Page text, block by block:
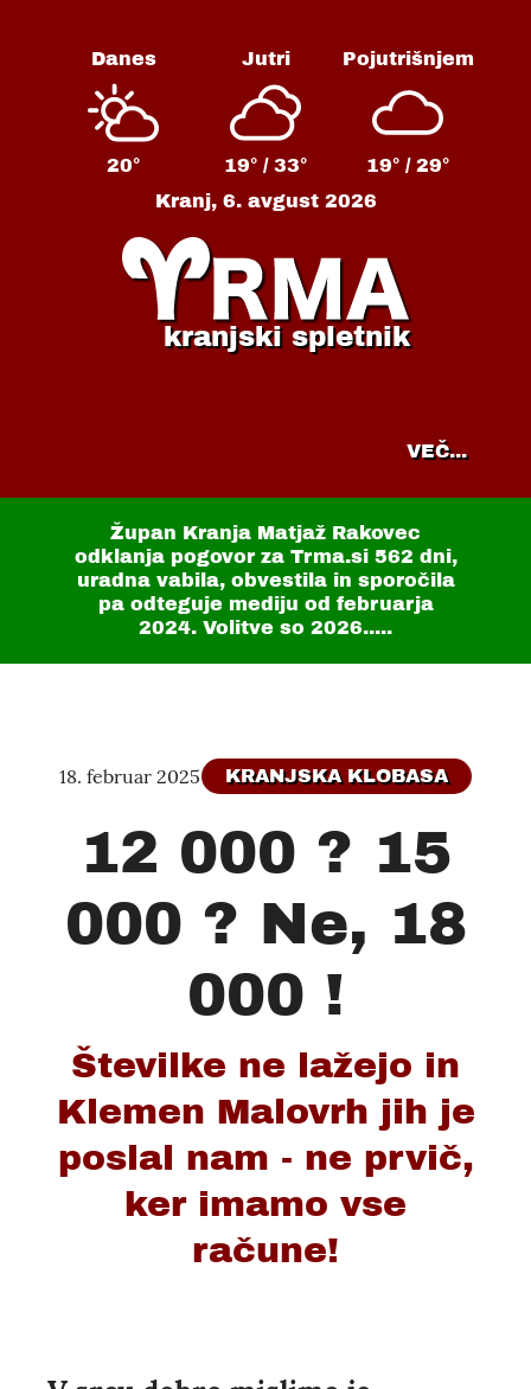
Danes
20°
Jutri
19° / 33°
Pojutrišnjem
19° / 29°
Kranj, 6. avgust 2026
kranjski spletnik
VEČ...
Župan Kranja Matjaž Rakovec
odklanja pogovor za Trma.si 562 dni,
uradna vabila, obvestila in sporočila
pa odteguje mediju od februarja
2024. Volitve so 2026.....
18. februar 2025 KRANJSKA KLOBASA
12 000 ? 15
000 ? Ne, 18
000 !
Številke ne lažejo in
Klemen Malovrh jih je
poslal nam - ne prvič,
ker imamo vse
račune!